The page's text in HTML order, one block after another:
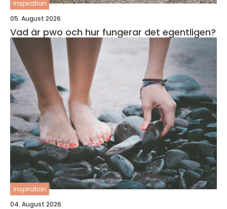
inspiration
05. August 2026
Vad är pwo och hur fungerar det egentligen?
inspiration
04. August 2026